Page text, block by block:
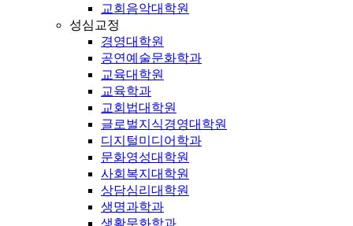
교회음악대학원
성심교정
경영대학원
공연예술문화학과
교육대학원
교육학과
교회법대학원
글로벌지식경영대학원
디지털미디어학과
문화영성대학원
사회복지대학원
상담심리대학원
생명과학과
생활문화학과